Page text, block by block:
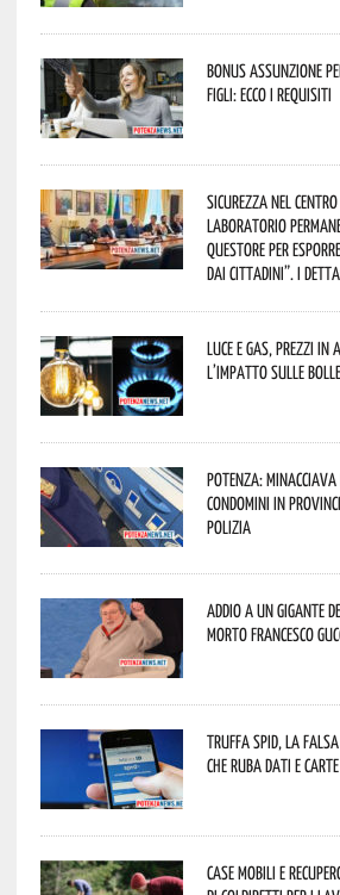
Bonus assunzione
figli: ecco i requisiti
Sicurezza nel
Laboratorio
Questore per
dai cittadini”. I
Luce e gas, prezzi
l’impatto sulle
Potenza:
condomini in
Polizia
Addio a un gigante
morto Francesco
Truffa Spid, la
che ruba dati e
Case mobili e